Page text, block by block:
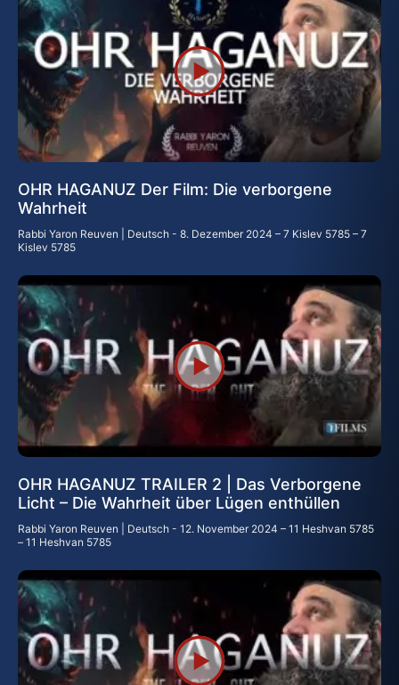
OHR HAGANUZ Der Film: Die verborgene
Wahrheit
Rabbi Yaron Reuven | Deutsch
8. Dezember 2024 – 7 Kislev 5785 – 7
Kislev 5785
OHR HAGANUZ TRAILER 2 | Das Verborgene
Licht – Die Wahrheit über Lügen enthüllen
Rabbi Yaron Reuven | Deutsch
12. November 2024 – 11 Heshvan 5785
– 11 Heshvan 5785